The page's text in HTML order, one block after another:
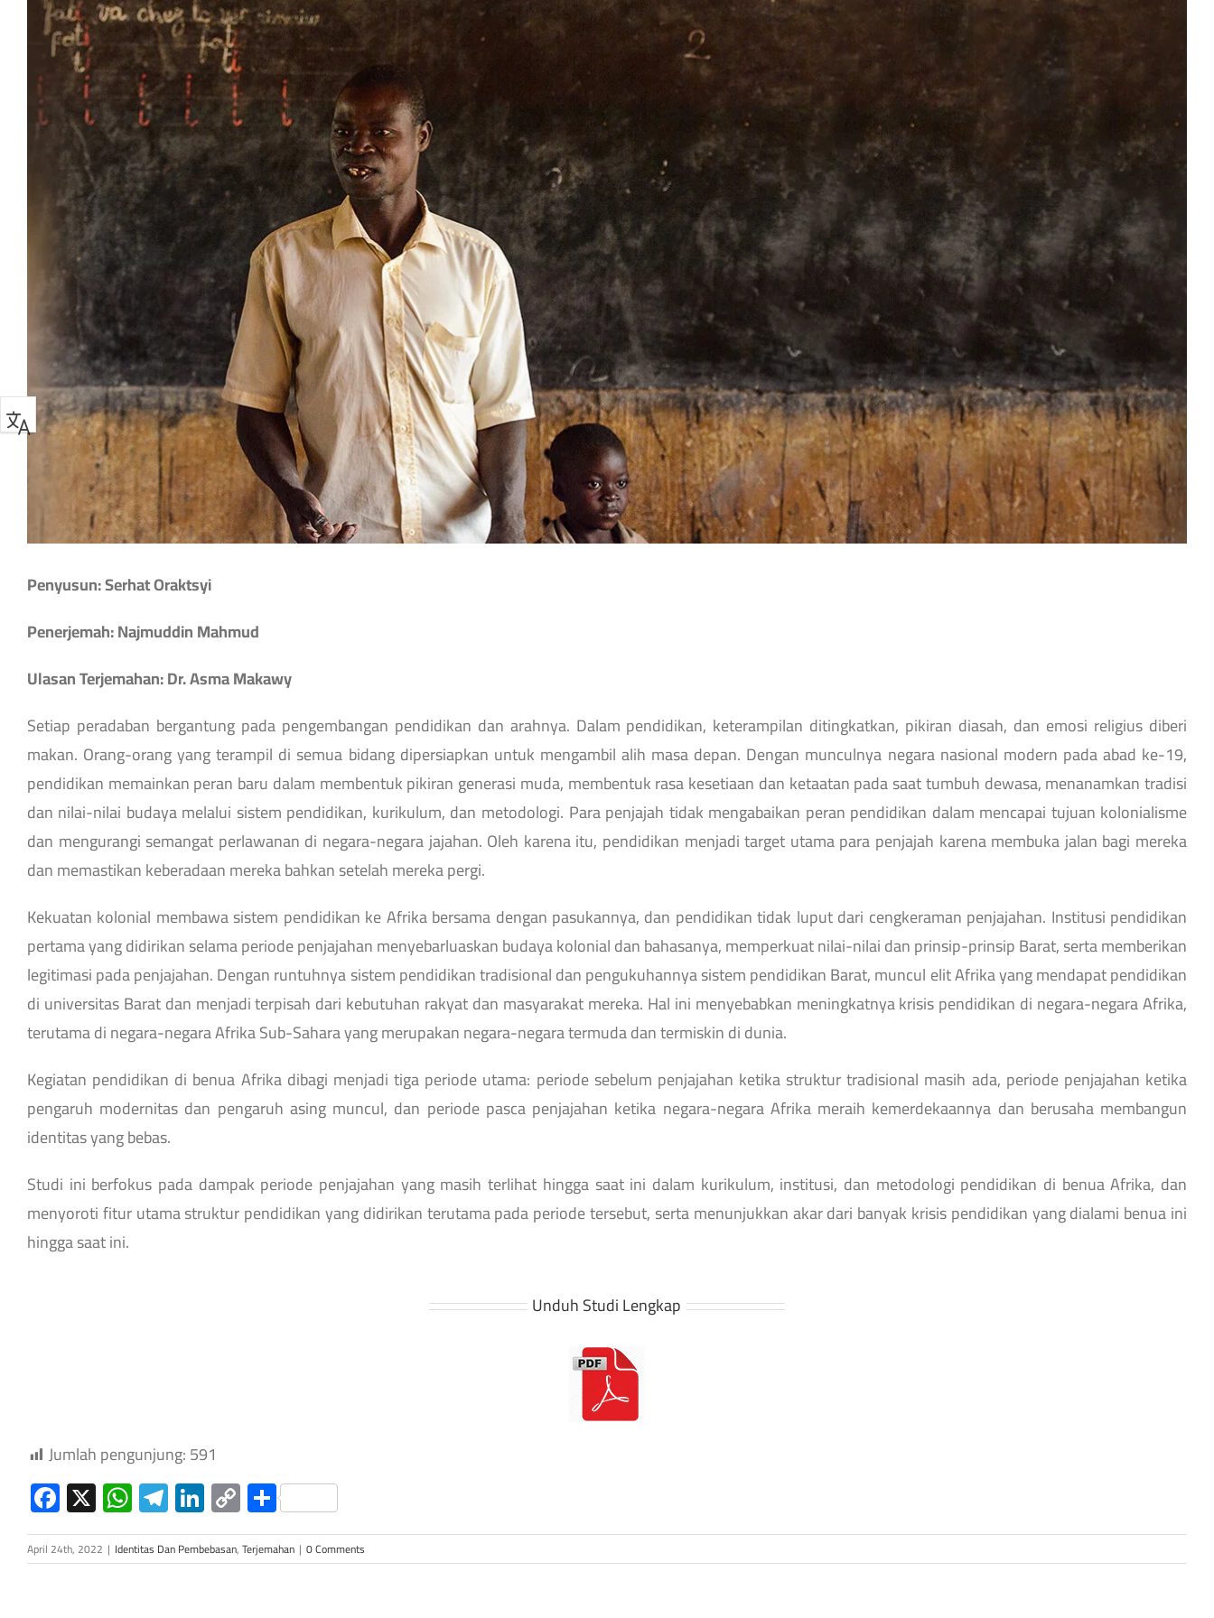
Penyusun: Serhat Oraktsyi
Penerjemah: Najmuddin Mahmud
Ulasan Terjemahan: Dr. Asma Makawy
Setiap peradaban bergantung pada pengembangan pendidikan dan arahnya. Dalam pendidikan, keterampilan ditingkatkan, pikiran diasah, dan emosi religius diberi
makan. Orang-orang yang terampil di semua bidang dipersiapkan untuk mengambil alih masa depan. Dengan munculnya negara nasional modern pada abad ke-19,
pendidikan memainkan peran baru dalam membentuk pikiran generasi muda, membentuk rasa kesetiaan dan ketaatan pada saat tumbuh dewasa, menanamkan tradisi
dan nilai-nilai budaya melalui sistem pendidikan, kurikulum, dan metodologi. Para penjajah tidak mengabaikan peran pendidikan dalam mencapai tujuan kolonialisme
dan mengurangi semangat perlawanan di negara-negara jajahan. Oleh karena itu, pendidikan menjadi target utama para penjajah karena membuka jalan bagi mereka
dan memastikan keberadaan mereka bahkan setelah mereka pergi.
Kekuatan kolonial membawa sistem pendidikan ke Afrika bersama dengan pasukannya, dan pendidikan tidak luput dari cengkeraman penjajahan. Institusi pendidikan
pertama yang didirikan selama periode penjajahan menyebarluaskan budaya kolonial dan bahasanya, memperkuat nilai-nilai dan prinsip-prinsip Barat, serta memberikan
legitimasi pada penjajahan. Dengan runtuhnya sistem pendidikan tradisional dan pengukuhannya sistem pendidikan Barat, muncul elit Afrika yang mendapat pendidikan
di universitas Barat dan menjadi terpisah dari kebutuhan rakyat dan masyarakat mereka. Hal ini menyebabkan meningkatnya krisis pendidikan di negara-negara Afrika,
terutama di negara-negara Afrika Sub-Sahara yang merupakan negara-negara termuda dan termiskin di dunia.
Kegiatan pendidikan di benua Afrika dibagi menjadi tiga periode utama: periode sebelum penjajahan ketika struktur tradisional masih ada, periode penjajahan ketika
pengaruh modernitas dan pengaruh asing muncul, dan periode pasca penjajahan ketika negara-negara Afrika meraih kemerdekaannya dan berusaha membangun
identitas yang bebas.
Studi ini berfokus pada dampak periode penjajahan yang masih terlihat hingga saat ini dalam kurikulum, institusi, dan metodologi pendidikan di benua Afrika, dan
menyoroti fitur utama struktur pendidikan yang didirikan terutama pada periode tersebut, serta menunjukkan akar dari banyak krisis pendidikan yang dialami benua ini
hingga saat ini.
Unduh Studi Lengkap
Jumlah pengunjung:591
Facebook
X WhatsApp
Telegram
LinkedIn
Copy
Link
Share
April 24th, 2022 | Identitas Dan Pembebasan,Terjemahan | 0 Comments